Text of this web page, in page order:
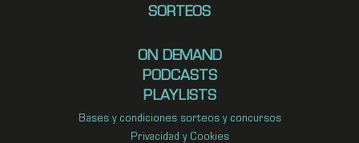
SORTEOS
ON DEMAND
PODCASTS
PLAYLISTS
Bases y condiciones sorteos y concursos
Privacidad y Cookies